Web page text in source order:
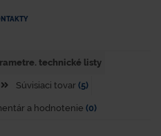
technické listy
Súvisiaci tovar (5)
a hodnotenie (0)